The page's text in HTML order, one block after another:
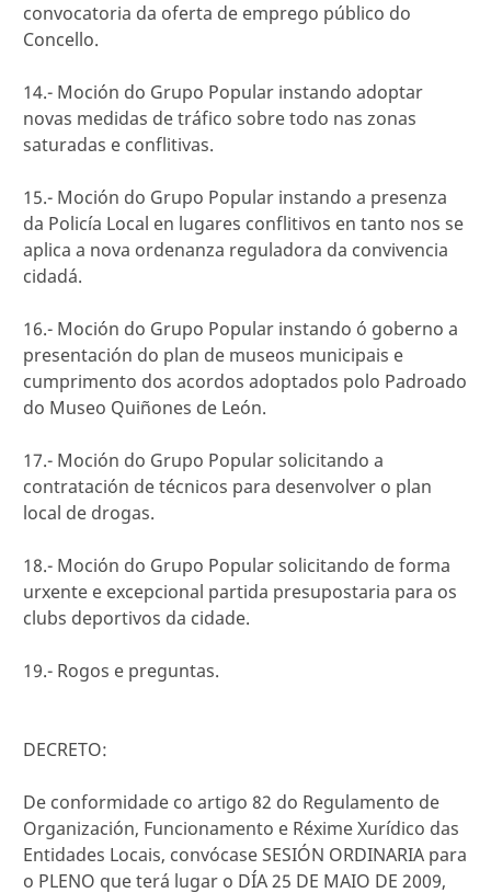
convocatoria da oferta de emprego público do
Concello.
14.- Moción do Grupo Popular instando adoptar
novas medidas de tráfico sobre todo nas zonas
saturadas e conflitivas.
15.- Moción do Grupo Popular instando a presenza
da Policía Local en lugares conflitivos en tanto nos se
aplica a nova ordenanza reguladora da convivencia
cidadá.
16.- Moción do Grupo Popular instando ó goberno a
presentación do plan de museos municipais e
cumprimento dos acordos adoptados polo Padroado
do Museo Quiñones de León.
17.- Moción do Grupo Popular solicitando a
contratación de técnicos para desenvolver o plan
local de drogas.
18.- Moción do Grupo Popular solicitando de forma
urxente e excepcional partida presupostaria para os
clubs deportivos da cidade.
19.- Rogos e preguntas.
DECRETO:
De conformidade co artigo 82 do Regulamento de
Organización, Funcionamento e Réxime Xurídico das
Entidades Locais, convócase SESIÓN ORDINARIA para
o PLENO que terá lugar o DÍA 25 DE MAIO DE 2009,